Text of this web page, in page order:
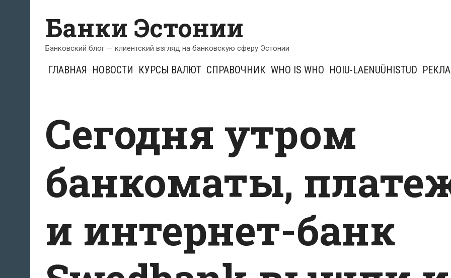
содержимому
Банки Эстонии
Банковский блог — клиентский взгляд на банковскую сферу Эстонии
ГЛАВНАЯ НОВОСТИ КУРСЫ ВАЛЮТ СПРАВОЧНИК WHO IS WHO HOIU-LAENUÜHISTUD
Сегодня утром
банкоматы,
и интернет-банк